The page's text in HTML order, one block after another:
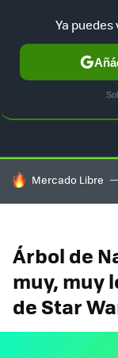
GUÍA
HOY SE HABLA DE
Mercado Libre
Árbol de
muy, muy
de Star
Ya puedes